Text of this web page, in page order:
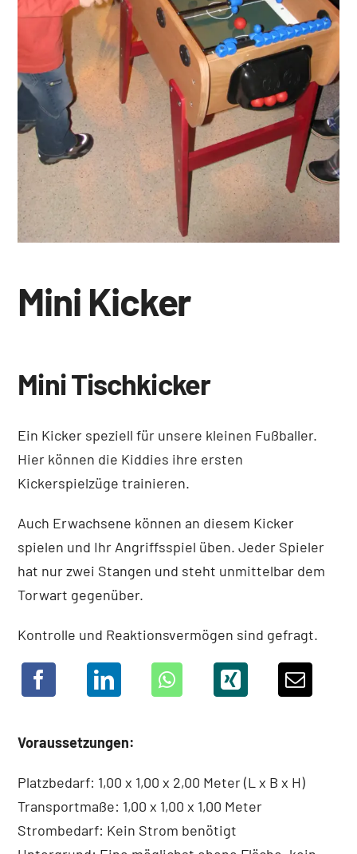
Mini Kicker
Mini Tischkicker
Ein Kicker speziell für unsere kleinen Fußballer.
Hier können die Kiddies ihre ersten
Kickerspielzüge trainieren.
Auch Erwachsene können an diesem Kicker
spielen und Ihr Angriffsspiel üben. Jeder Spieler
hat nur zwei Stangen und steht unmittelbar dem
Torwart gegenüber.
Kontrolle und Reaktionsvermögen sind gefragt.
Voraussetzungen:
Platzbedarf: 1,00 x 1,00 x 2,00 Meter (L x B x H)
Transportmaße: 1,00 x 1,00 x 1,00 Meter
Strombedarf: Kein Strom benötigt